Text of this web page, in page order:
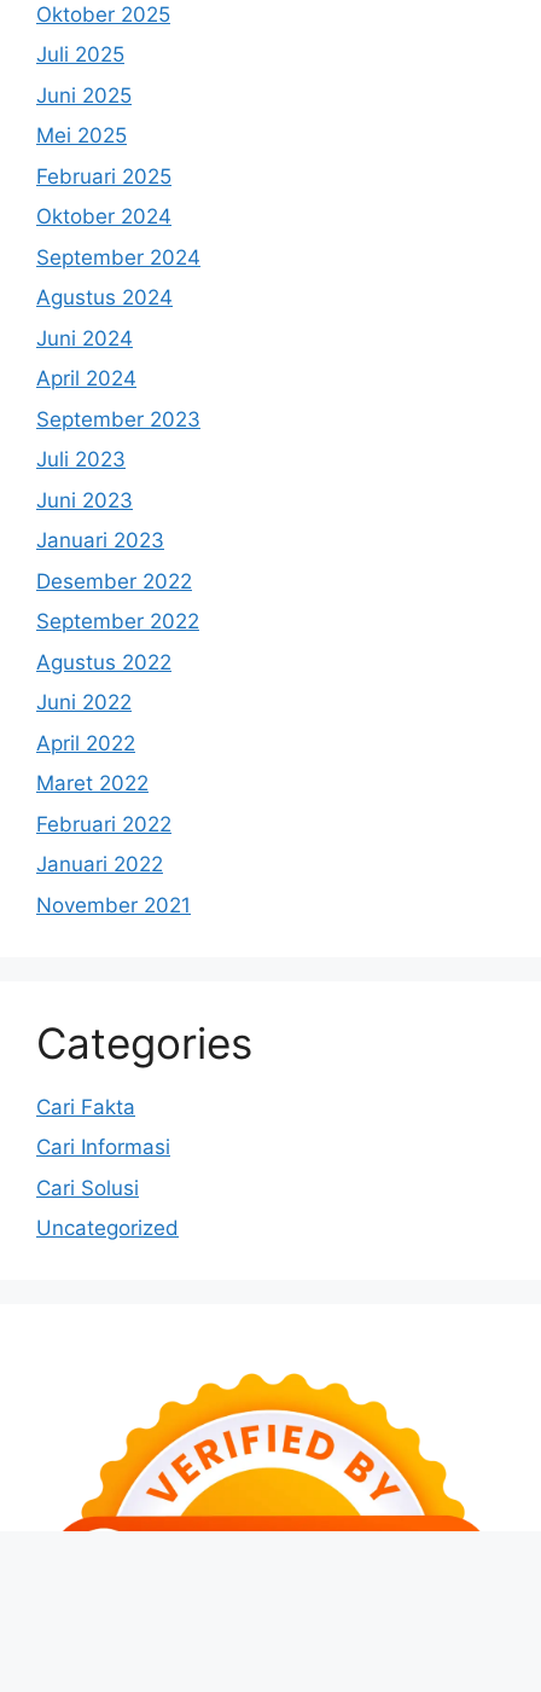
Oktober 2025
Juli 2025
Juni 2025
Mei 2025
Februari 2025
Oktober 2024
September 2024
Agustus 2024
Juni 2024
April 2024
September 2023
Juli 2023
Juni 2023
Januari 2023
Desember 2022
September 2022
Agustus 2022
Juni 2022
April 2022
Maret 2022
Februari 2022
Januari 2022
November 2021
Categories
Cari Fakta
Cari Informasi
Cari Solusi
Uncategorized